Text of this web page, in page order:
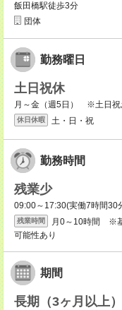
飯田橋駅徒歩3分
団体
勤務曜日
土日祝休
月～金（週5日） ※土日祝
休日休暇 土・日・祝
勤務時間
残業少
09:00～17:30(実働7時間
残業時間
月0～10時間 ※基
可能性あり
期間
長期（3ヶ月以上）